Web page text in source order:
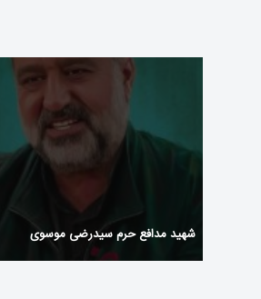
شهید مدافع حرم سیدرضی موسوی